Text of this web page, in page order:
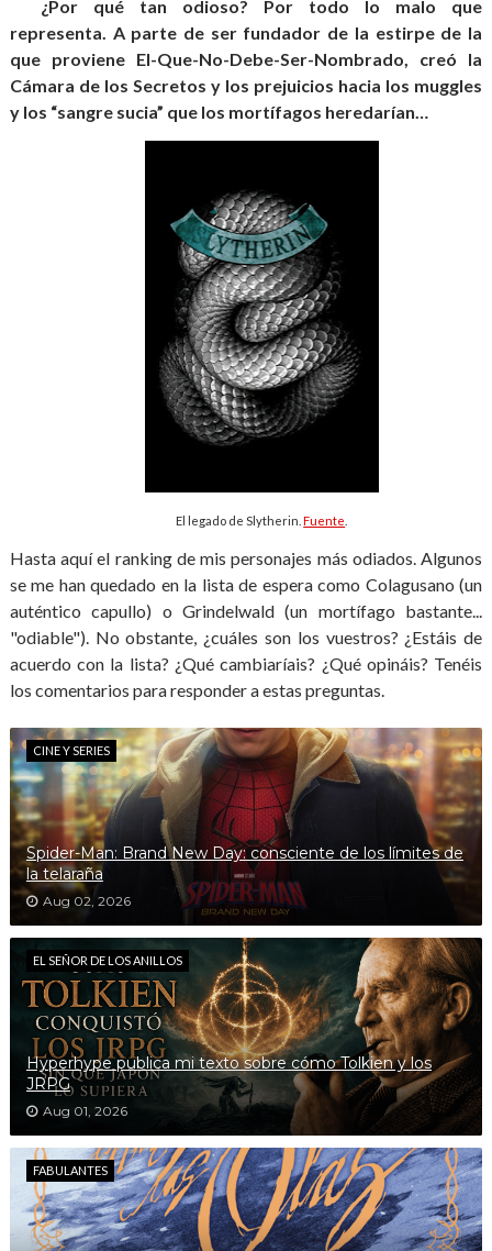
¿Por qué tan odioso? Por todo lo malo que
representa. A parte de ser fundador de la estirpe de la
que proviene El-Que-No-Debe-Ser-Nombrado, creó la
Cámara de los Secretos y los prejuicios hacia los muggles
y los “sangre sucia” que los mortífagos heredarían…
El legado de Slytherin.Fuente
Hasta aquí el ranking de mis personajes más odiados. Algunos
se me han quedado en la lista de espera como Colagusano (un
auténtico capullo) o Grindelwald (un mortífago bastante...
"odiable"). No obstante, ¿cuáles son los vuestros? ¿Estáis de
acuerdo con la lista? ¿Qué cambiaríais? ¿Qué opináis? Tenéis
los comentarios para responder a estas preguntas.
CINE Y SERIES
Spider-Man: Brand New Day: consciente de los límites de
la telaraña
Aug 02, 2026
EL SEÑOR DE LOS ANILLOS
Hyperhype publica mi texto sobre cómo Tolkien y los
JRPG
Aug 01, 2026
FABULANTES